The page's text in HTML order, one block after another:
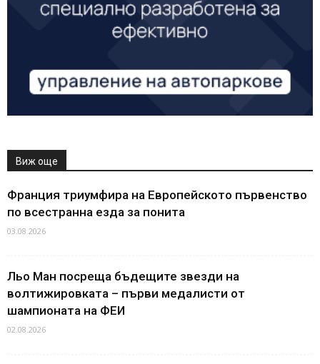
Виж още
Франция триумфира на Европейското първенство
по всестранна езда за понита
03.08.2026
Льо Ман посреща бъдещите звезди на
волтижировката – първи медалисти от
шампионата на ФЕИ
02.08.2026